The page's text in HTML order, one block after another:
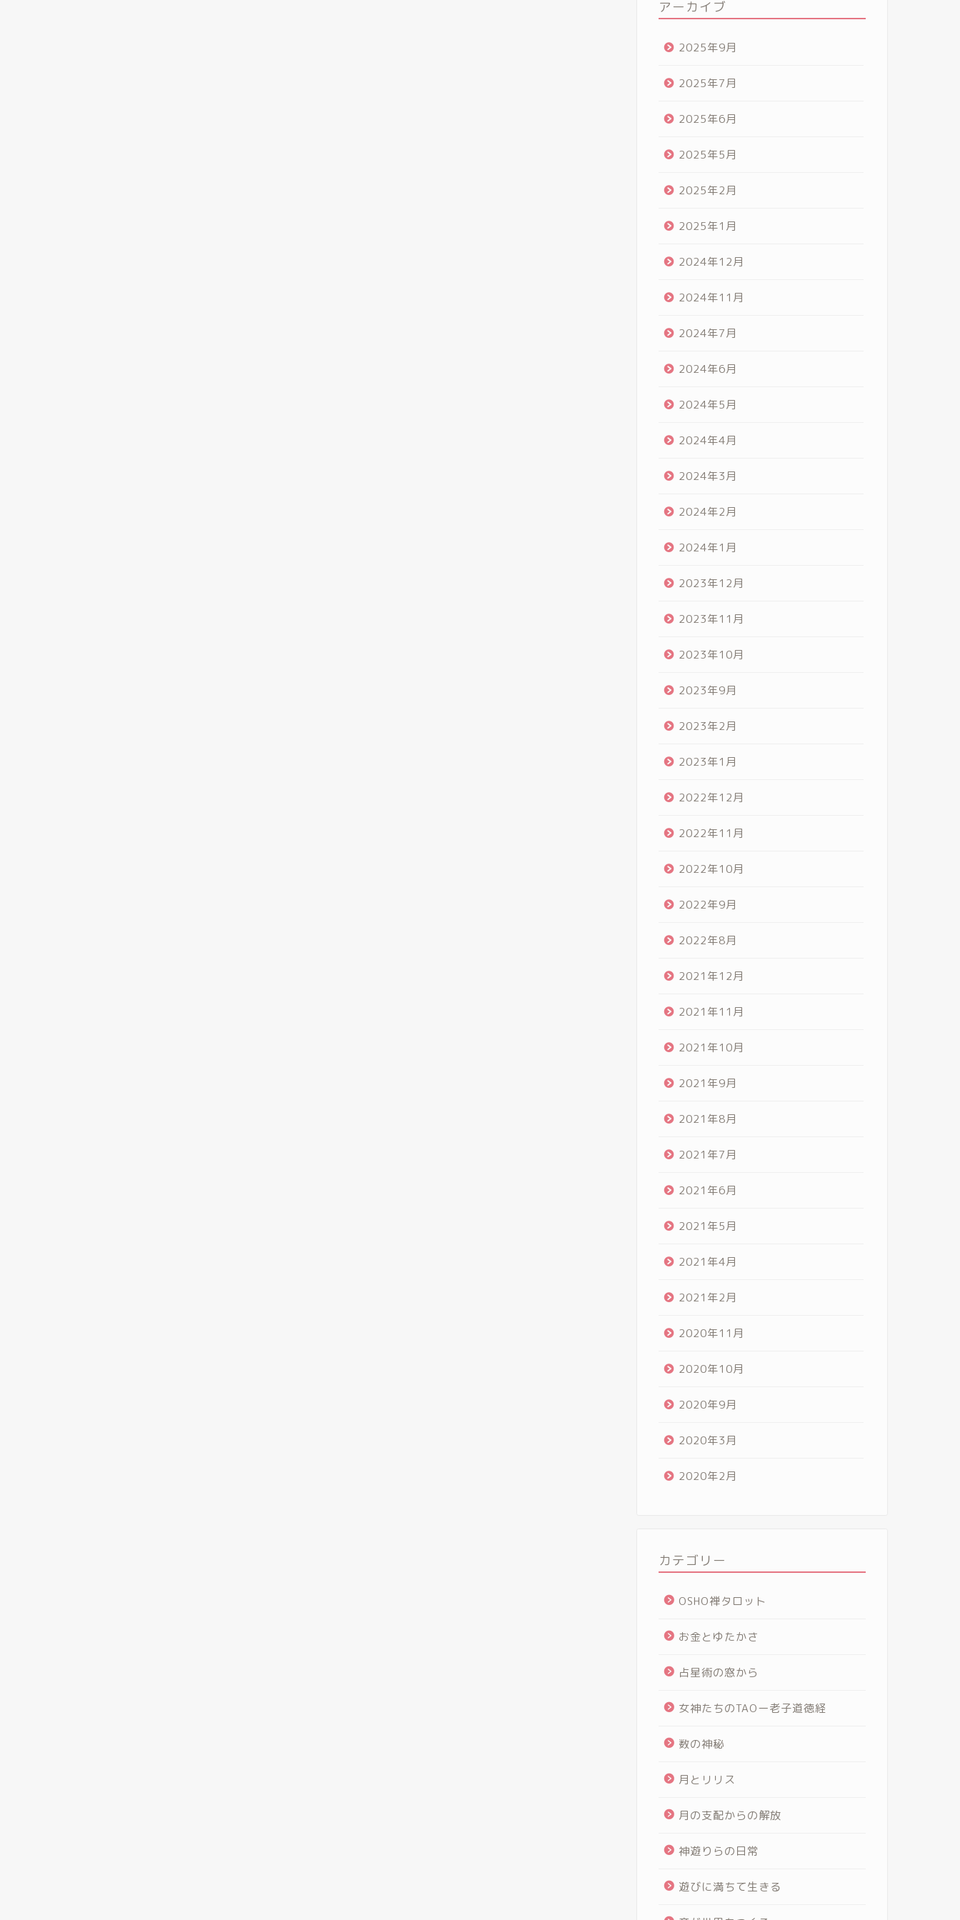
アーカイブ
2025年9月
2025年7月
2025年6月
2025年5月
2025年2月
2025年1月
2024年12月
2024年11月
2024年7月
2024年6月
2024年5月
2024年4月
2024年3月
2024年2月
2024年1月
2023年12月
2023年11月
2023年10月
2023年9月
2023年2月
2023年1月
2022年12月
2022年11月
2022年10月
2022年9月
2022年8月
2021年12月
2021年11月
2021年10月
2021年9月
2021年8月
2021年7月
2021年6月
2021年5月
2021年4月
2021年2月
2020年11月
2020年10月
2020年9月
2020年3月
2020年2月
カテゴリー
OSHO禅タロット
お金とゆたかさ
占星術の窓から
女神たちのTAOー老子道徳経
数の神秘
月とリリス
月の支配からの解放
神遊りらの日常
遊びに満ちて生きる